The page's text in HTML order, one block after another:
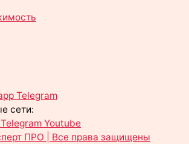
Telegram
сети:
Telegram Youtube
ПРО | Все права защищены